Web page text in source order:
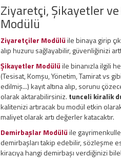
Ziyaretçi, Şikayetler
Modülü
Ziyaretçiler Modülüile binaya girip
alıp huzuru sağlayabilir, güvenliğinizi
Şikayetler Modülüile binanızla ilgili
(Tesisat, Komşu, Yönetim, Tamirat vs
edilmiş...) kayıt altına alıp, sorunu
olarak aktarabilirsiniz. tunceli kiralik
kalitenizi artıracak bu modül etkin
maliyet olarak artı değerler katacaktır.
Demirbaşlar Modülüile
demirbaşları takip edebilir, sözleşme
kiracıya hangi demirbaşı verdiğinizi